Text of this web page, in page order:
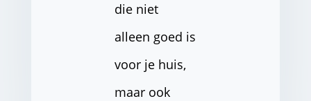
die niet
alleen goed is
voor je huis,
maar ook